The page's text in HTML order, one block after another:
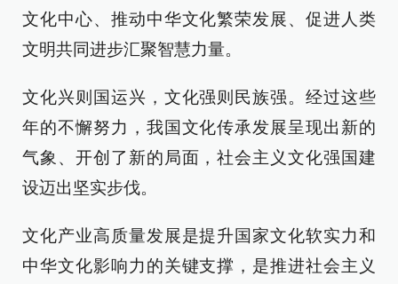
文化中心、推动中华文化繁荣发展、促进人类
文明共同进步汇聚智慧力量。
文化兴则国运兴，文化强则民族强。经过这些
年的不懈努力，我国文化传承发展呈现出新的
气象、开创了新的局面，社会主义文化强国建
设迈出坚实步伐。
文化产业高质量发展是提升国家文化软实力和
中华文化影响力的关键支撑，是推进社会主义